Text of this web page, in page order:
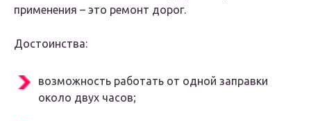
применения – это ремонт дорог.
Достоинства:
возможность работать от одной заправки
около двух часов;